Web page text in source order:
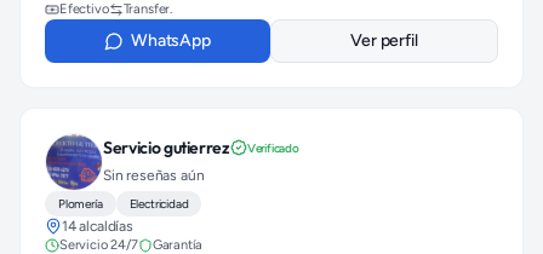
Efectivo
Transfer.
WhatsApp Ver perfil
Servicio gutierrez Verificado
Sin reseñas aún
Plomería Electricidad
14 alcaldías
Servicio 24/7
Garantía